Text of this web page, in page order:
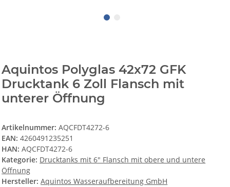
Aquintos Polyglas 42x72 GFK
Drucktank 6 Zoll Flansch mit
unterer Öffnung
Artikelnummer:AQCFDT4272-6
EAN: 4260491235251
HAN: AQCFDT4272-6
Kategorie: Drucktanks mit 6" Flansch mit obere und untere
Öffnung
Hersteller: Aquintos Wasseraufbereitung GmbH